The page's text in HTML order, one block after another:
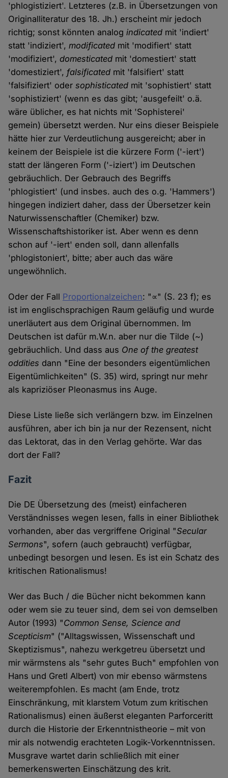
'phlogistiziert'. Letzteres (z.B. in Übersetzungen von
Originalliteratur des 18. Jh.) erscheint mir jedoch
richtig; sonst könnten analogindicated mit 'indiert'
statt 'indiziert',modificated mit 'modifiert' statt
'modifiziert',domesticated mit 'domestiert' statt
'domestiziert', falsificated mit 'falsifiert' statt
'falsifiziert' odersophisticated mit 'sophistiert' statt
'sophistiziert' (wenn es das gibt; 'ausgefeilt' o.ä.
wäre üblicher, es hat nichts mit 'Sophisterei'
gemein) übersetzt werden. Nur eins dieser Beispiele
hätte hier zur Verdeutlichung ausgereicht; aber in
keinem der Beispiele ist die kürzere Form ('-iert')
statt der längeren Form ('-iziert') im Deutschen
gebräuchlich. Der Gebrauch des Begriffs
'phlogistiert' (und insbes. auch des o.g. 'Hammers')
hingegen indiziert daher, dass der Übersetzer kein
Naturwissenschaftler (Chemiker) bzw.
Wissenschaftshistoriker ist. Aber wenn es denn
schon auf '-iert' enden soll, dann allenfalls
'phlogistoniert', bitte; aber auch das wäre
ungewöhnlich.
Oder der Fall Proportionalzeichen: "∝" (S. 23 f); es
ist im englischsprachigen Raum geläufig und wurde
unerläutert aus dem Original übernommen. Im
Deutschen ist dafür m.W.n. aber nur die Tilde (~)
gebräuchlich. Und dass aus One of the greatest
oddities dann "Eine der besonders eigentümlichen
Eigentümlichkeiten" (S. 35) wird, springt nur mehr
als kapriziöser Pleonasmus ins Auge.
Diese Liste ließe sich verlängern bzw. im Einzelnen
ausführen, aber ich bin ja nur der Rezensent, nicht
das Lektorat, das in den Verlag gehörte. War das
dort der Fall?
Fazit
Die DE Übersetzung des (meist) einfacheren
Verständnisses wegen lesen, falls in einer Bibliothek
vorhanden, aber das vergriffene Original "Secular
Sermons", sofern (auch gebraucht) verfügbar,
unbedingt besorgen und lesen. Es ist ein Schatz des
kritischen Rationalismus!
Wer das Buch / die Bücher nicht bekommen kann
oder wem sie zu teuer sind, dem sei von demselben
Autor (1993) "Common Sense, Science and
Scepticism" ("Alltagswissen, Wissenschaft und
Skeptizismus", nahezu werkgetreu übersetzt und
mir wärmstens als "sehr gutes Buch" empfohlen von
Hans und Gretl Albert) von mir ebenso wärmstens
weiterempfohlen. Es macht (am Ende, trotz
Einschränkung, mit klarstem Votum zum kritischen
Rationalismus) einen äußerst eleganten Parforceritt
durch die Historie der Erkenntnistheorie – mit von
mir als notwendig erachteten Logik-Vorkenntnissen.
Musgrave wartet darin schließlich mit einer
bemerkenswerten Einschätzung des krit.